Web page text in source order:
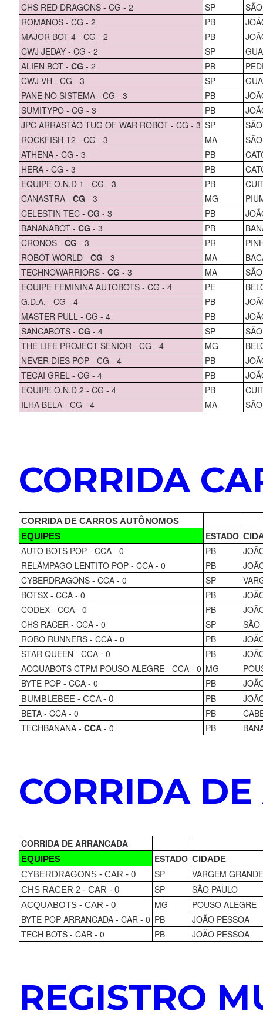
CHS RED DRAGONS - CG - 2
SP
ROMANOS - CG - 2
PB
MAJOR BOT 4 - CG - 2
PB
CWJ JEDAY - CG - 2
SP
ALIEN BOT - CG - 2 PB
CWJ VH - CG - 3
SP
PANE NO SISTEMA - CG - 3
PB
SUMITYPO - CG - 3
PB
JPC ARRASTÃO TUG OF WAR ROBOT - CG - 3 SP
ROCKFISH T2 - CG - 3
MA
ATHENA - CG - 3
PB
HERA - CG - 3
PB
EQUIPE O.N.D 1 - CG - 3
PB
CANASTRA - CG - 3 MG
CELESTIN TEC - CG - 3 PB
BANANABOT - CG - 3 PB
CRONOS - CG - 3 PR
ROBOT WORLD - CG - 3 MA
TECHNOWARRIORS - CG - 3 MA
EQUIPE FEMININA AUTOBOTS - CG - 4
PE
G.D.A. - CG - 4
PB
MASTER PULL - CG - 4
PB
SANCABOTS - CG - 4 SP
THE LIFE PROJECT SENIOR - CG - 4
MG
NEVER DIES POP - CG - 4
PB
TECAI GREL - CG - 4
PB
EQUIPE O.N.D 2 - CG - 4
PB
ILHA BELA - CG - 4
MA
CORRIDA
CORRIDA DE CARROS AUTÔNOMOS
EQUIPES
ESTADO
AUTO BOTS POP - CCA - 0 PB
RELÂMPAGO LENTITO POP - CCA - 0
PB
CYBERDRAGONS - CCA - 0
SP
BOTSX - CCA - 0
PB
CODEX - CCA - 0
PB
CHS RACER - CCA - 0
SP
SÃO
ROBO RUNNERS - CCA - 0
PB
STAR QUEEN - CCA - 0
PB
ACQUABOTS CTPM POUSO ALEGRE - CCA - 0 MG
BYTE POP - CCA - 0
PB
BUMBLEBEE - CCA - 0 PB
BETA - CCA - 0
PB
TECHBANANA - CCA - 0 PB
CORRIDA
CORRIDA DE ARRANCADA
EQUIPES ESTADO CIDADE
CYBERDRAGONS - CAR - 0
SP VARGEM GRANDE
CHS RACER 2 - CAR - 0 SP SÃO PAULO
ACQUABOTS - CAR - 0 MG
POUSO ALEGRE
BYTE POP ARRANCADA - CAR - 0 PB
JOÃO PESSOA
TECH BOTS - CAR - 0
PB JOÃO PESSOA
REGISTRO